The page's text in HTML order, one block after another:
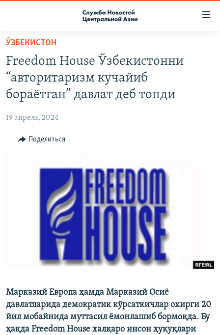
Вернуться
основному
содержанию
Вернутся
главной
навигации
Вернутся
О ПРОЕКТЕ
ПОДПИСКА
КОНТАКТЫ
НАСТОЯЩЕЕ ВРЕМЯ
МИГРАНТ МЕДИА
ӮЗБЕКИСТОН
Freedom House Ўзбекистонни
“авторитаризм кучайиб
бораётган” давлат деб топди
19 апрель, 2024
Поделиться
Марказий Европа ҳамда Марказий Осиё
давлатларида демократик кўрсаткичлар охирги 20
йил мобайнида муттасил ёмонлашиб бормоқда. Бу
ҳақда Freedom House халқаро инсон ҳуқуқлари